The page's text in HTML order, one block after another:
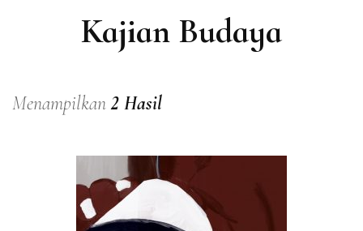
Kajian Budaya
Menampilkan2 Hasil